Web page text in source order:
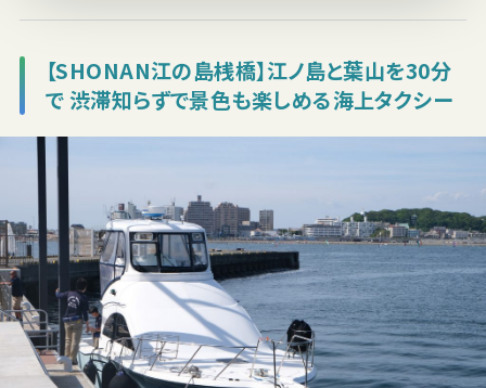
【SHONAN江の島桟橋】江ノ島と葉山を30分
で 渋滞知らずで景色も楽しめる海上タクシー